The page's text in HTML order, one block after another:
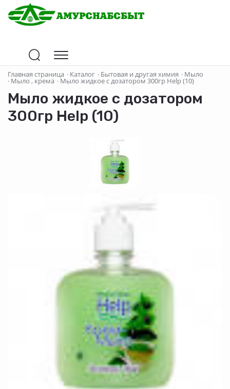
Главная страница · Каталог · Бытовая и другая химия · Мыло
· Мыло , крема ·Мыло жидкое с дозатором 300гр Help (10)
Мыло жидкое с дозатором
300гр Help (10)